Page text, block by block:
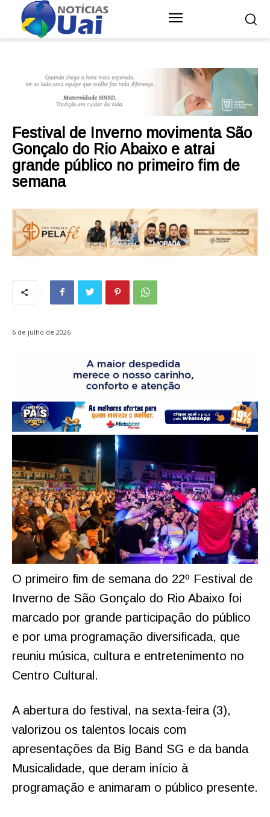
Festival de Inverno movimenta São
Gonçalo do Rio Abaixo e atrai
grande público no primeiro fim de
semana
6 de julho de 2026
O primeiro fim de semana do 22º Festival de
Inverno de São Gonçalo do Rio Abaixo foi
marcado por grande participação do público
e por uma programação diversificada, que
reuniu música, cultura e entretenimento no
Centro Cultural.
A abertura do festival, na sexta-feira (3),
valorizou os talentos locais com
apresentações da Big Band SG e da banda
Musicalidade, que deram início à
programação e animaram o público presente.